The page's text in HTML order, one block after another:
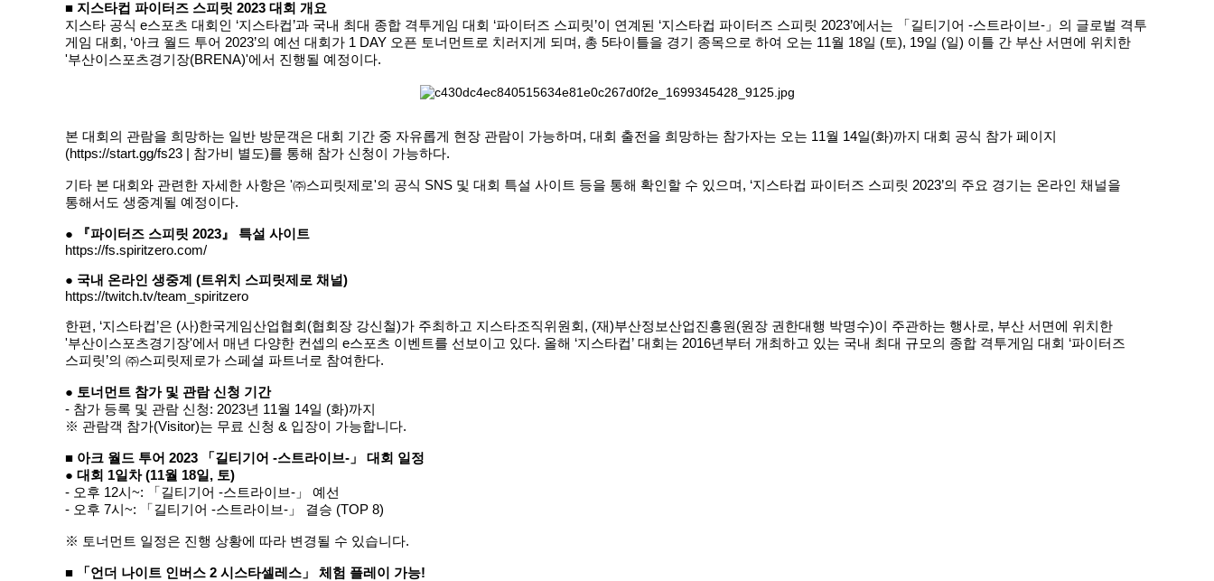
■ 지스타컵 파이터즈 스피릿 2023 대회 개요
지스타 공식 e스포츠 대회인 ‘지스타컵’과 국내 최대 종합 격투게임 대회 ‘파이터즈 스피릿’이 연계된 ‘지스타컵 파이터즈 스피릿 2023’에서는 「길티기어 -스트라이브-」의 글로벌 격투
게임 대회, ‘아크 월드 투어 2023’의 예선 대회가 1 DAY 오픈 토너먼트로 치러지게 되며, 총 5타이틀을 경기 종목으로 하여 오는 11월 18일 (토), 19일 (일) 이틀 간 부산 서면에 위치한
'부산이스포츠경기장(BRENA)'에서 진행될 예정이다.
본 대회의 관람을 희망하는 일반 방문객은 대회 기간 중 자유롭게 현장 관람이 가능하며, 대회 출전을 희망하는 참가자는 오는 11월 14일(화)까지 대회 공식 참가 페이지
(https://start.gg/fs23 | 참가비 별도)를 통해 참가 신청이 가능하다.
기타 본 대회와 관련한 자세한 사항은 '㈜스피릿제로'의 공식 SNS 및 대회 특설 사이트 등을 통해 확인할 수 있으며, ‘지스타컵 파이터즈 스피릿 2023’의 주요 경기는 온라인 채널을
통해서도 생중계될 예정이다.
● 『파이터즈 스피릿 2023』 특설 사이트
https://fs.spiritzero.com/
● 국내 온라인 생중계 (트위치 스피릿제로 채널)
https://twitch.tv/team_spiritzero
한편, ‘지스타컵’은 (사)한국게임산업협회(협회장 강신철)가 주최하고 지스타조직위원회, (재)부산정보산업진흥원(원장 권한대행 박명수)이 주관하는 행사로, 부산 서면에 위치한
'부산이스포츠경기장'에서 매년 다양한 컨셉의 e스포츠 이벤트를 선보이고 있다. 올해 ‘지스타컵’ 대회는 2016년부터 개최하고 있는 국내 최대 규모의 종합 격투게임 대회 ‘파이터즈
스피릿’의 ㈜스피릿제로가 스페셜 파트너로 참여한다.
● 토너먼트 참가 및 관람 신청 기간
- 참가 등록 및 관람 신청: 2023년 11월 14일 (화)까지
※ 관람객 참가(Visitor)는 무료 신청 & 입장이 가능합니다.
■ 아크 월드 투어 2023 「길티기어 -스트라이브-」 대회 일정
● 대회 1일차 (11월 18일, 토)
- 오후 12시~: 「길티기어 -스트라이브-」 예선
- 오후 7시~: 「길티기어 -스트라이브-」 결승 (TOP 8)
※ 토너먼트 일정은 진행 상황에 따라 변경될 수 있습니다.
■ 「언더 나이트 인버스 2 시스타셀레스」 체험 플레이 가능!